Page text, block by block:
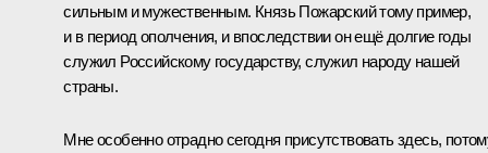
сильным и мужественным. Князь Пожарский тому пример,
и в период ополчения, и впоследствии он ещё долгие годы
служил Российскому государству, служил народу нашей
страны.
Мне особенно отрадно сегодня присутствовать здесь,